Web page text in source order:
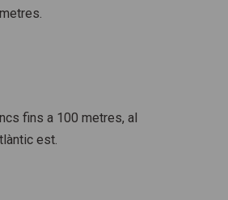
fins a 100 metres, al
est.